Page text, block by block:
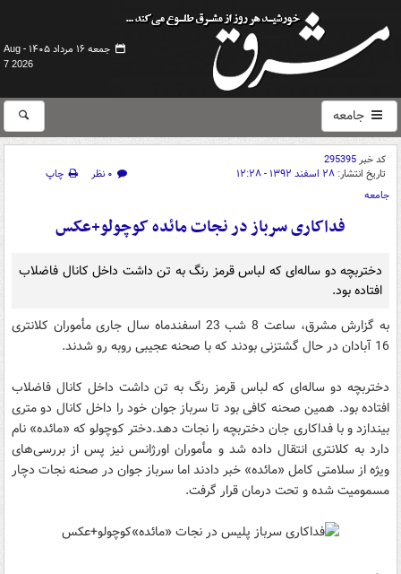
جمعه ۱۶ مرداد ۱۴۰۵ -
Aug
7 2026
جامعه
کد خبر295395
تاریخ انتشار: ۲۸ اسفند ۱۳۹۲ - ۱۲:۲۸ ۰ نظر
چاپ
جامعه
فداکاری سرباز در نجات مائده کوچولو+عکس
دختربچه دو ساله‌ای که لباس قرمز رنگ به تن داشت داخل کانال فاضلاب
افتاده بود.
به گزارش مشرق، ساعت 8 شب 23 اسفندماه سال جاری مأموران کلانتری
16 آبادان در حال گشتزنی بودند که با صحنه عجیبی روبه رو شدند.
دختربچه دو ساله‌ای که لباس قرمز رنگ به تن داشت داخل کانال فاضلاب
افتاده بود. همین صحنه کافی بود تا سرباز جوان خود را داخل کانال دو متری
بیندازد و با فداکاری جان دختربچه را نجات دهد.دختر کوچولو که «مائده» نام
دارد به کلانتری انتقال داده شد و مأموران اورژانس نیز پس از بررسی‌های
ویژه از سلامتی کامل «مائده» خبر دادند اما سرباز جوان در صحنه نجات دچار
مسمومیت شده و تحت درمان قرار گرفت.